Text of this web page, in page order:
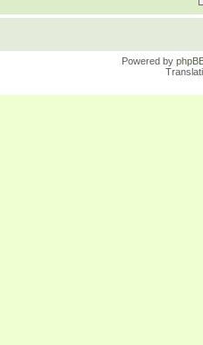
Powered by